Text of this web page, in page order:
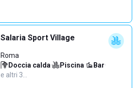
Salaria Sport Village
Roma
Doccia calda· Piscina· Bar·
e altri 3…